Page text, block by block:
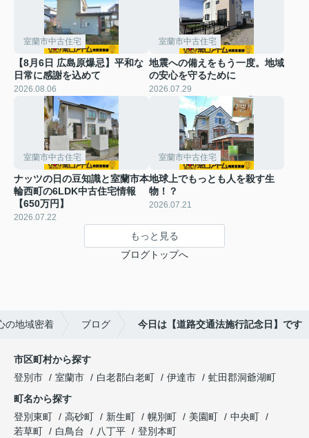
室蘭市中古住宅
【8月6日 広島原爆忌】平和な
日常に感謝を込めて
2026.08.06
室蘭市中古住宅
地震への備えをもう一度。地域
の安心を守るために
2026.07.29
室蘭市中古住宅
ナッツの日の豆知識と室蘭市本
輪西町の6LDK中古住宅情報
【650万円】
2026.07.22
室蘭市中古住宅
地球上でもっとも人を殺す生
物！？
2026.07.21
もっと見る
ブログトップへ
の地域密着 ブログ 今日は【道路交通法施行記念日】です
市区町村から探す
登別市
室蘭市 白老郡白老町 伊達市
虻田郡洞爺湖町
町名から探す
登別東町
高砂町 新生町 幌別町 美園町
中央町
若草町
白鳥台 八丁平
登別本町